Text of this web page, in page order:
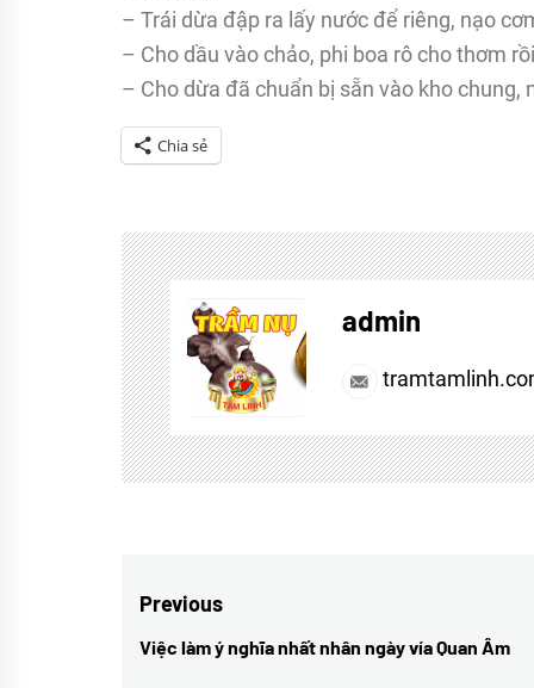
– Trái dừa đập ra lấy nước để riêng, nạo
– Cho dầu vào chảo, phi boa rô cho thơm
– Cho dừa đã chuẩn bị sẵn vào kho chung,
Chia sẻ
lời
hay,
Món
Chay
Ngon
admin
Điều
hướng
Previous
Previous
Việc làm ý nghĩa nhất nhân ngày vía Quan Âm